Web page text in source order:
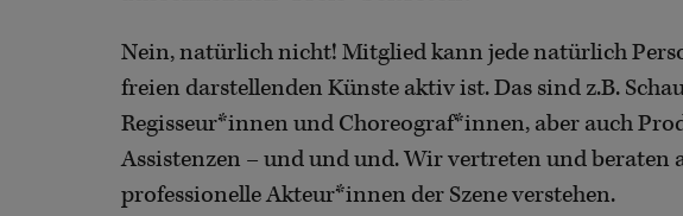
Nein, natürlich nicht! Mitglied kann jede natürlich
freien darstellenden Künste aktiv ist. Das sind z.B.
Regisseur*innen und Choreograf*innen, aber auch
Assistenzen – und und und. Wir vertreten und beraten
professionelle Akteur*innen der Szene verstehen.